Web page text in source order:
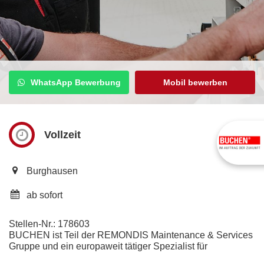
Enstorgung
WhatsApp Bewerbung Mobil bewerben
Vollzeit
Burghausen
ab sofort
Stellen-Nr.: 178603
BUCHEN ist Teil der REMONDIS Maintenance & Services
Gruppe und ein europaweit tätiger Spezialist für